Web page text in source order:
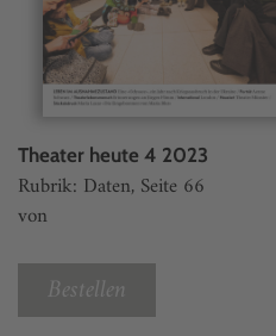
Theater heute 4 2023
Rubrik: Daten, Seite 66
von
Bestellen